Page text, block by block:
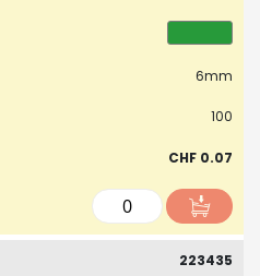
6mm
100
CHF 0.07
223435